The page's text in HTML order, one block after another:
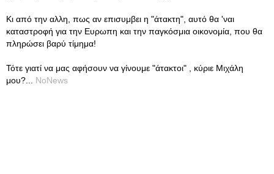
Κι από την αλλη, πως αν επισυμβει η "άτακτη", αυτό θα 'ναι
καταστροφή για την Ευρωπη και την παγκόσμια οικονομία, που θα
πληρώσει βαρύ τίμημα!
Τότε γιατί να μας αφήσουν να γίνουμε "άτακτοι" , κύριε Μιχάλη
μου?... NoNews